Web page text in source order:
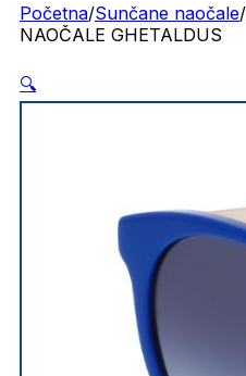
Početna/Sunčane naočale/
NAOČALE GHETALDUS
🔍